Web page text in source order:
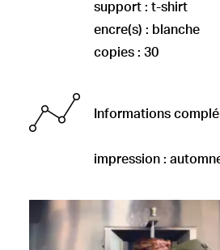
support : t-shirt
encre(s) : blanche
copies : 30
Informations
impression :